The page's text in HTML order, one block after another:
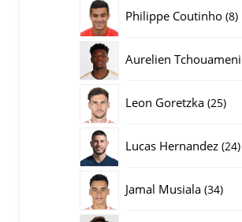
Philippe Coutinho 88
Aurelien Tchouameni
Leon Goretzka 2525
Lucas Hernandez 2424
Jamal Musiala 3434